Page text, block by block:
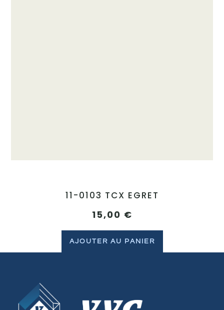
11-0103 TCX EGRET
15,00 €
AJOUTER AU PANIER